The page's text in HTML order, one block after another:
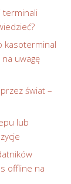
terminali
kasoterminal
na uwagę
świat –
lub
offline na